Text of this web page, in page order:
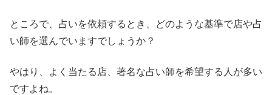
ところで、占いを依頼するとき、どのような基準で店や占
い師を選んでいますでしょうか？
やはり、よく当たる店、著名な占い師を希望する人が多い
ですよね。